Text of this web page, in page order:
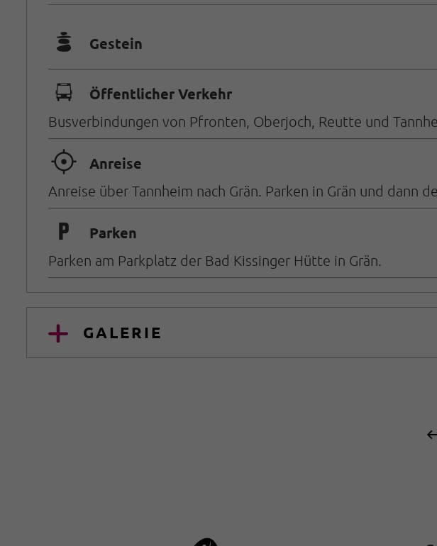
🞾 Gestein
🕞 Öffentlicher Verkehr
Busverbindungen von Pfronten, Oberjoch, Reutte und
🞞 Anreise
Anreise über Tannheim nach Grän. Parken in Grän und dann
🐈 Parken
Parken am Parkplatz der Bad Kissinger Hütte in Grän.
GALERIE